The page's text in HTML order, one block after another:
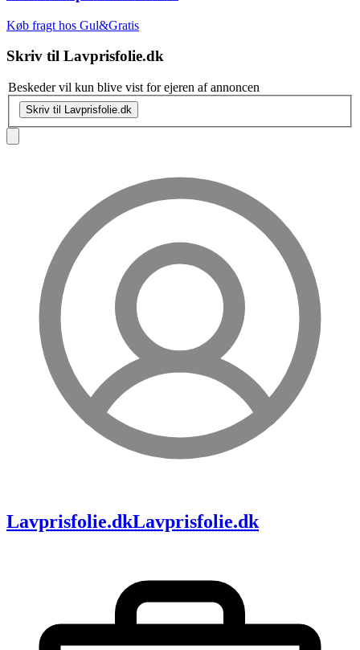
Køb fragt hos Gul&Gratis
Skriv til Lavprisfolie.dk
Beskeder vil kun blive vist for ejeren af annoncen
Skriv til Lavprisfolie.dk
Lavprisfolie.dkLavprisfolie.dk